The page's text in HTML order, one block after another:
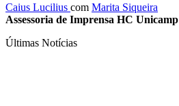
Caius Lucilius com Marita Siqueira
Assessoria de Imprensa HC Unicamp
Últimas Notícias